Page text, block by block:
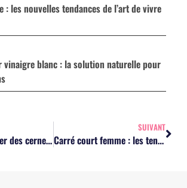
: les nouvelles tendances de l’art de vivre
vinaigre blanc : la solution naturelle pour
Comment enlever des cernes naturellement : les 10 remèdes pour un regard frais ?
SUIVANT
Carré court femme : les tendances modernes pour sublimer votre visage